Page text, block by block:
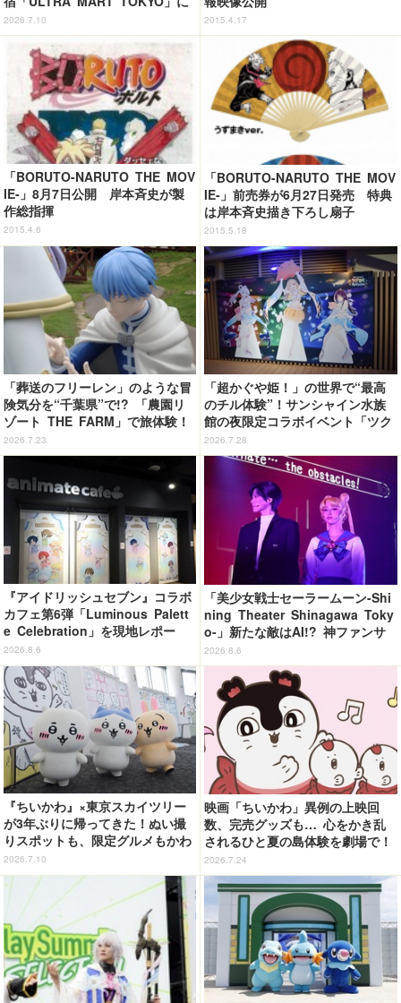
行ってきた【レポ】
2026.7.10 2015.4.17
「BORUTO-NARUTO THE MOV
IE-」8月7日公開 岸本斉史が製
作総指揮
2015.4.6
「BORUTO-NARUTO THE MOV
IE-」前売券が6月27日発売 特典
は岸本斉史描き下ろし扇子
2015.5.18
「葬送のフリーレン」のような冒
険気分を“千葉県”で!? 「農園リ
ゾート THE FARM」で旅体験！
【レポ】
2026.7.23
「超かぐや姫！」の世界で“最高
のチル体験”！サンシャイン水族
館の夜限定コラボイベント「ツク
ヨミアクアリウム」が癒やしすぎ
た【体験レポ】
2026.7.28
『アイドリッシュセブン』コラボ
カフェ第6弾「Luminous Palett
e Celebration」を現地レポー
ト 4グループの世界観を落とし
込んだオリジナルフード＆ドリン
クに注目♪
2026.8.6
「美少女戦士セーラームーン-Shi
ning Theater Shinagawa Toky
o-」新たな敵はAI!? 神ファンサ
も健在で舞台初心者も悶絶！＜第
2期レビュー＞
2026.8.6
『ちいかわ』×東京スカイツリー
が3年ぶりに帰ってきた！ぬい撮
りスポットも、限定グルメもかわ
いすぎる…！【レポ】
2026.7.10
映画「ちいかわ」異例の上映回
数、完売グッズも… 心をかき乱
されるひと夏の島体験を劇場で！
【ネタバレなし初日レポ】
2026.7.24